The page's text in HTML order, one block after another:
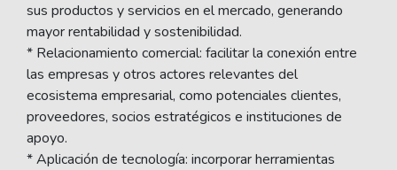
sus productos y servicios en el mercado, generando
mayor rentabilidad y sostenibilidad.
* Relacionamiento comercial: facilitar la conexión entre
las empresas y otros actores relevantes del
ecosistema empresarial, como potenciales clientes,
proveedores, socios estratégicos e instituciones de
apoyo.
* Aplicación de tecnología: incorporar herramientas